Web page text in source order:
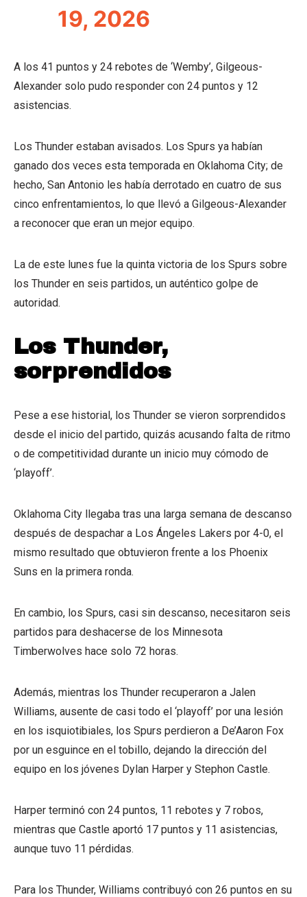
19, 2026
A los 41 puntos y 24 rebotes de ‘Wemby’, Gilgeous-
Alexander solo pudo responder con 24 puntos y 12
asistencias.
Los Thunder estaban avisados. Los Spurs ya habían
ganado dos veces esta temporada en Oklahoma City; de
hecho, San Antonio les había derrotado en cuatro de sus
cinco enfrentamientos, lo que llevó a Gilgeous-Alexander
a reconocer que eran un mejor equipo.
La de este lunes fue la quinta victoria de los Spurs sobre
los Thunder en seis partidos, un auténtico golpe de
autoridad.
Los Thunder,
sorprendidos
Pese a ese historial, los Thunder se vieron sorprendidos
desde el inicio del partido, quizás acusando falta de ritmo
o de competitividad durante un inicio muy cómodo de
‘playoff’.
Oklahoma City llegaba tras una larga semana de descanso
después de despachar a Los Ángeles Lakers por 4-0, el
mismo resultado que obtuvieron frente a los Phoenix
Suns en la primera ronda.
En cambio, los Spurs, casi sin descanso, necesitaron seis
partidos para deshacerse de los Minnesota
Timberwolves hace solo 72 horas.
Además, mientras los Thunder recuperaron a Jalen
Williams, ausente de casi todo el ‘playoff’ por una lesión
en los isquiotibiales, los Spurs perdieron a De’Aaron Fox
por un esguince en el tobillo, dejando la dirección del
equipo en los jóvenes Dylan Harper y Stephon Castle.
Harper terminó con 24 puntos, 11 rebotes y 7 robos,
mientras que Castle aportó 17 puntos y 11 asistencias,
aunque tuvo 11 pérdidas.
Para los Thunder, Williams contribuyó con 26 puntos en su